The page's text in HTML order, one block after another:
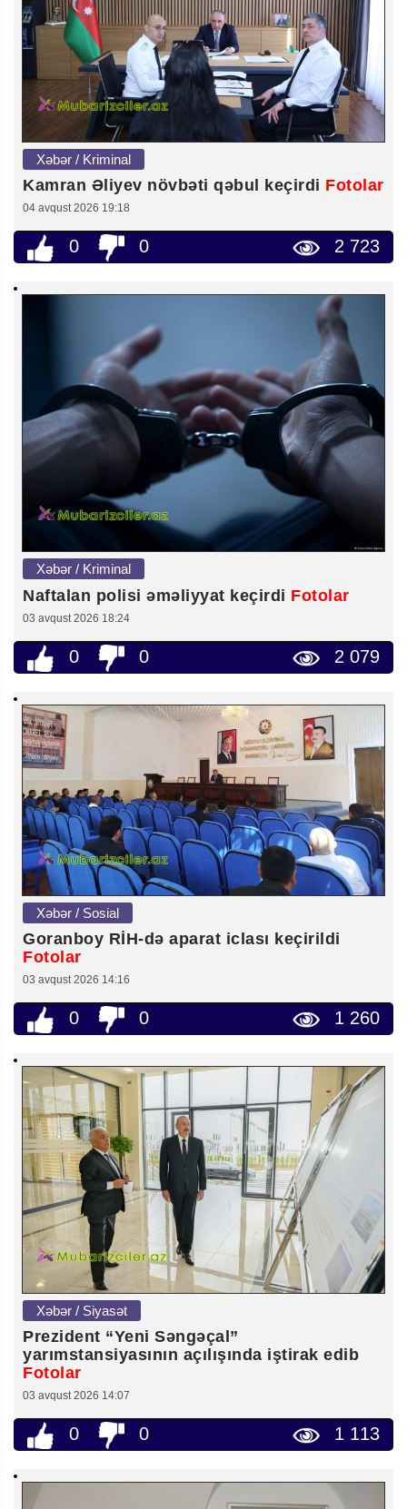
Xəbər / Kriminal
Kamran Əliyev növbəti qəbul keçirdi Fotolar
04 avqust 2026 19:18
0 0 2 723
Xəbər / Kriminal
Naftalan polisi əməliyyat keçirdi Fotolar
03 avqust 2026 18:24
0 0 2 079
Xəbər / Sosial
Goranboy RİH-də aparat iclası keçirildi
Fotolar
03 avqust 2026 14:16
0 0 1 260
Xəbər / Siyasət
Prezident “Yeni Səngəçal”
yarımstansiyasının açılışında iştirak edib
Fotolar
03 avqust 2026 14:07
0 0 1 113